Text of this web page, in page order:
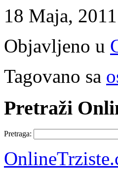
18 Maja,
Objavljeno u
Tagovano sa
Pretraži
Pretraga: